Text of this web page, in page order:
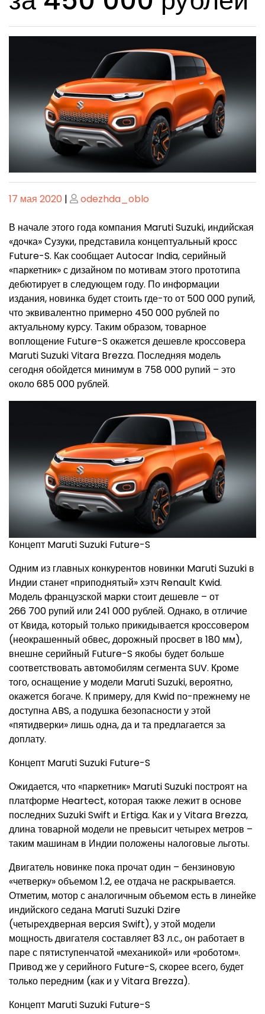
Опубликовано
17 мая 2020 | Опубликовано
odezhda_oblo
В начале этого года компания Maruti Suzuki, индийская
«дочка» Сузуки, представила концептуальный кросс
Future-S. Как сообщает Autocar India, серийный
«паркетник» с дизайном по мотивам этого прототипа
дебютирует в следующем году. По информации
издания, новинка будет стоить где-то от 500 000 рупий,
что эквивалентно примерно 450 000 рублей по
актуальному курсу. Таким образом, товарное
воплощение Future-S окажется дешевле кроссовера
Maruti Suzuki Vitara Brezza. Последняя модель
сегодня обойдется минимум в 758 000 рупий – это
около 685 000 рублей.
Концепт Maruti Suzuki Future-S
Одним из главных конкурентов новинки Maruti Suzuki в
Индии станет «приподнятый» хэтч Renault Kwid.
Модель французской марки стоит дешевле – от
266 700 рупий или 241 000 рублей. Однако, в отличие
от Квида, который только прикидывается кроссовером
(неокрашенный обвес, дорожный просвет в 180 мм),
внешне серийный Future-S якобы будет больше
соответствовать автомобилям сегмента SUV. Кроме
того, оснащение у модели Maruti Suzuki, вероятно,
окажется богаче. К примеру, для Kwid по-прежнему не
доступна ABS, а подушка безопасности у этой
«пятидверки» лишь одна, да и та предлагается за
доплату.
Концепт Maruti Suzuki Future-S
Ожидается, что «паркетник» Maruti Suzuki построят на
платформе Heartect, которая также лежит в основе
последних Suzuki Swift и Ertiga. Как и у Vitara Brezza,
длина товарной модели не превысит четырех метров –
таким машинам в Индии положены налоговые льготы.
Двигатель новинке пока прочат один – бензиновую
«четверку» объемом 1.2, ее отдача не раскрывается.
Отметим, мотор с аналогичным объемом есть в линейке
индийского седана Maruti Suzuki Dzire
(четырехдверная версия Swift), у этой модели
мощность двигателя составляет 83 л.с., он работает в
паре с пятиступенчатой «механикой» или «роботом».
Привод же у серийного Future-S, скорее всего, будет
только передним (как и у Vitara Brezza).
Концепт Maruti Suzuki Future-S